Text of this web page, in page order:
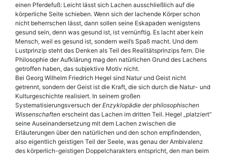
einen Pferdefuß: Leicht lässt sich Lachen ausschließlich auf die
körperliche Seite schieben. Wenn sich der lachende Körper schon
nicht beherrschen lässt, dann sollen seine Eskapaden wenigstens
gesund sein, denn was gesund ist, ist vernünftig. Es lacht aber kein
Mensch, weil es gesund ist, sondern weil’s Spaß macht. Und dem
Lustprinzip steht das Denken als Teil des Realitätsprinzips fern. Die
Philosophie der Aufklärung mag den natürlichen Grund des Lachens
getroffen haben, das subjektive Motiv nicht.
Bei Georg Wilhelm Friedrich Hegel sind Natur und Geist nicht
getrennt, sondern der Geist ist die Kraft, die sich durch die Natur- und
Kulturgeschichte realisiert. In seinem großen
Systematisierungsversuch derEnzyklopädie der philosophischen
Wissenschaften erscheint das Lachen im dritten Teil. Hegel „platziert“
seine Auseinandersetzung mit dem Lachen zwischen die
Erläuterungen über den natürlichen und den schon empfindenden,
also eigentlich geistigen Teil der Seele, was genau der Ambivalenz
des körperlich-geistigen Doppelcharakters entspricht, den man beim